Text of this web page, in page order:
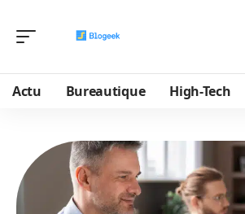
Actu Bureautique High-Tech